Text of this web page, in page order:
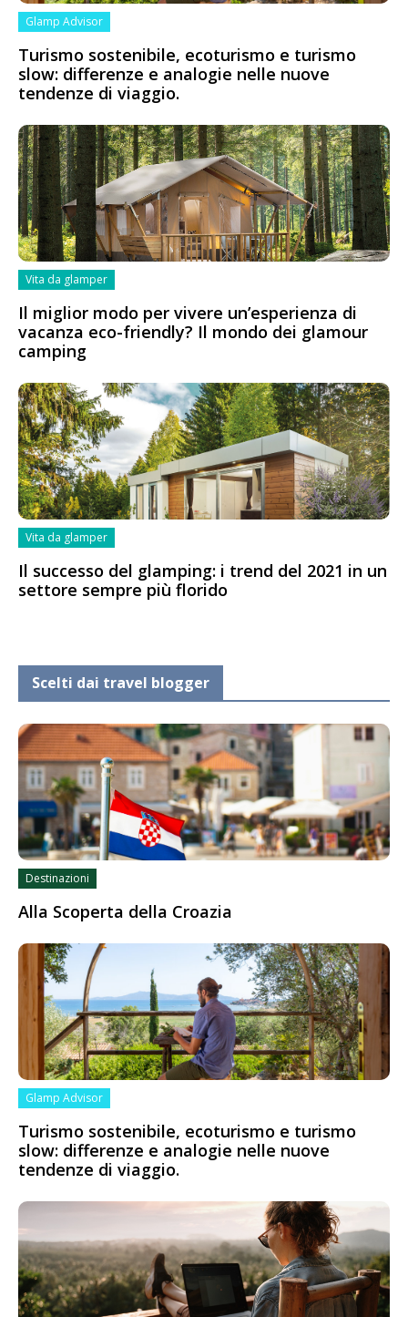
Glamp Advisor
Turismo sostenibile, ecoturismo e turismo
slow: differenze e analogie nelle nuove
tendenze di viaggio.
Vita da glamper
Il miglior modo per vivere un’esperienza di
vacanza eco-friendly? Il mondo dei glamour
camping
Vita da glamper
Il successo del glamping: i trend del 2021 in un
settore sempre più florido
Scelti dai travel blogger
Destinazioni
Alla Scoperta della Croazia
Glamp Advisor
Turismo sostenibile, ecoturismo e turismo
slow: differenze e analogie nelle nuove
tendenze di viaggio.